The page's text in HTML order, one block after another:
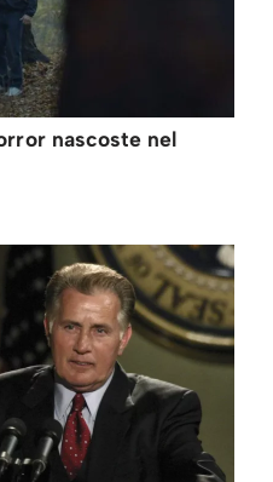
nascoste nel